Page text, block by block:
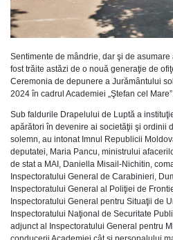
Sentimente de mândrie, dar şi de
fost trăite astăzi de o nouă generaţie de
Ceremonia de depunere a Jurământului
2024 în cadrul Academiei „Ştefan cel Mare”.
Sub faldurile Drapelului de Luptă a
apărători în devenire ai societăţii şi ordinii
solemn, au intonat Imnul Republicii
deputatei, Maria Pancu, ministrului
de stat a MAI, Daniella Misail-Nichitin,
Inspectoratului General de Carabinieri,
Inspectoratului General al Poliţiei de
Inspectoratului General pentru Situaţii de
Inspectoratului Naţional de Securitate
adjunct al Inspectoratului General pentru